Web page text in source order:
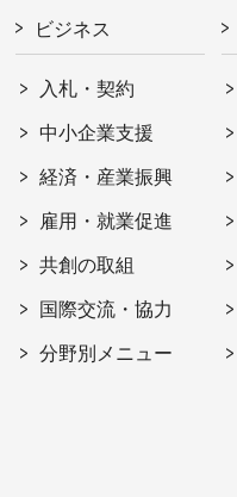
ビジネス
入札・契約
中小企業支援
経済・産業振興
雇用・就業促進
共創の取組
国際交流・協力
分野別メニュー